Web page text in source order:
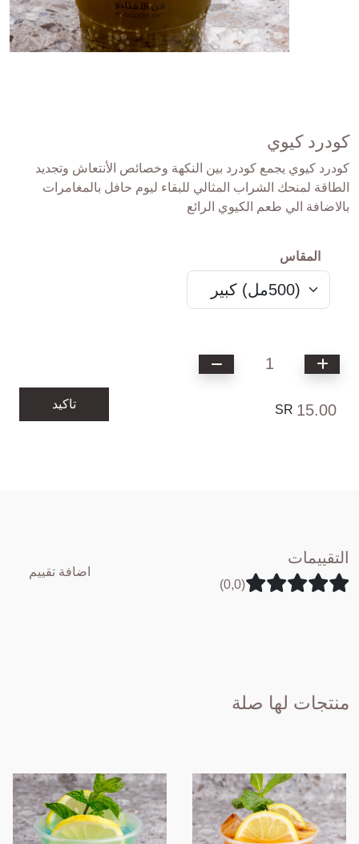
كودرد كيوي
كودرد كيوي يجمع كودرد بين النكهة وخصائص الأنتعاش وتجديد
الطاقة لمنحك الشراب المثالي للبقاء ليوم حافل بالمغامرات
بالاضافة الي طعم الكيوي الرائع
المقاس
1
15.00
SR تاكيد
التقييمات
(0,0)
اضافة تقييم
منتجات لها صلة